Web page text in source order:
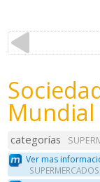
categorías
Ver mas
SUPERMERCADOS